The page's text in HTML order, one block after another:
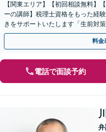
【関東エリア】【初回相談無料】
ーの講師】税理士資格をもった経
きをサポートいたします「生前対
産整理業務の代行あり」【電話相
料金
電話で面談予約